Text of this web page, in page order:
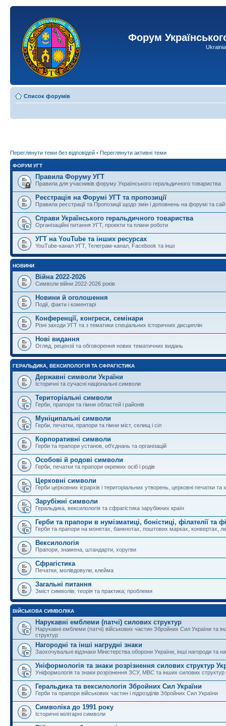
Форум
Список форумів
Переглянути теми без відповідей • Переглянути активні теми
ФОРУМ УГТ
Правила Форуму УГТ
Правила для учасників форуму Українського геральдичного товариства
Реєстрація на Форумі УГТ та пропозиції
Правила реєстрації та Пропозиції щодо змін і доповнень на форумі та
Справи Українського геральдичного товариства
Організаційні питання УГТ, проекти та плани роботи
УГТ на YouTube та інших ресурсах
YouTube-канал УГТ, Телеграм-канал, Facebook та інші
НОВИНИ
Війна 2022-2026
Символи війни 2022-2026 років
Новини й оголошення
Події, факти і коментарі
Конференції, конгреси, семінари
Різні заходи УГТ та з тематики спеціальних історичних дисциплін
Нові видання
Огляд, рецензії та обговорення нових тематичних видань
ГЕРАЛЬДИКА, ВЕКСИЛОЛОГІЯ ТА СФРАГІСТИКА
Державні символи України
Історичні та сучасні національні символи
Територіальні символи
Герби, прапори та гімни областей і районів
Муніципальні символи
Герби, печатки, прапори та гімни міст, селищ і сіл
Корпоративні символи
Герби та прапори установ, об'єднань та організацій
Особові й родові символи
Герби, печатки та прапори окремих осіб і родів
Церковні символи
Герби церковних ієрархів і територіальних утворень, церковні печатки та
Зарубіжні символи
Геральдика, вексилологія та сфрагістика зарубіжних країн
Герби та прапори в нумізматиці, боністиці, філателії та
Герби та прапори на монетах, банкнотах, поштових марках, конвертах,
Вексилологія
Прапори, знамена, штандарти, хоругви
Сфрагістика
Печатки, молівдовули, клейма
Загальні питання
Зміст символів; теорія та практика; проблеми
ВІЙСЬКОВА СИМВОЛІКА
Нарукавні емблеми (патчі) силових структур
Нарукавні емблеми (патчі) військових частин Збройних Сил України та
структур
Нагородні та інші нагрудні знаки
Заохочувальні відзнаки Міністерства оборони України, інші нагороди та
Уніформологія та знаки розрізнення силових структур
Уніформологія та знаки розрізнення ЗСУ, МВС та інших силових структур
Геральдика та вексилологія Збройних Сил України
Герби та прапори військових частин і підрозділів Збройних Сил України
Символіка до 1991 року
Історичні мілітарні символи